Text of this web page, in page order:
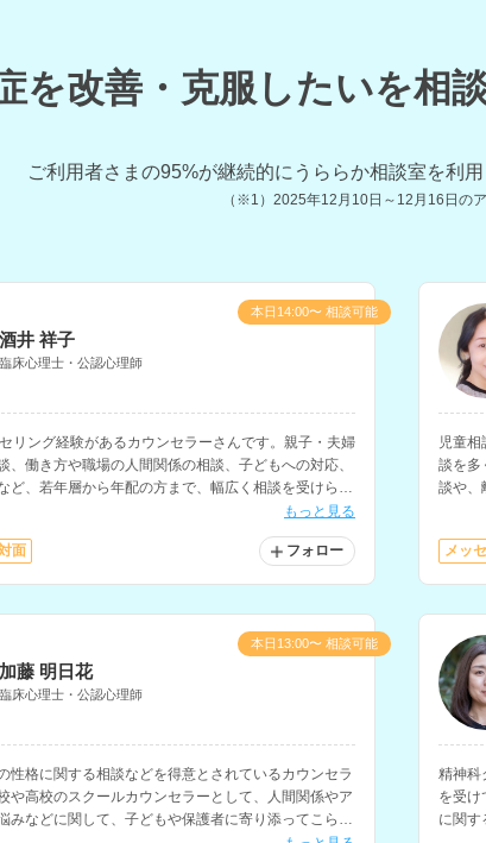
を改善・克服したいを相
ご利用者さまの95%が継続的にうららか相談室を利
（※1） 2025年12月10日～12月16日 の
酒井 祥子
臨床心理士・公認心理師
リング経験があるカウンセラーさんです。親子・夫婦
、働き方や職場の人間関係の相談、子どもへの対応、
ど、若年層から年配の方まで、幅広く相談を受けられ
関するご相談には対応しておりません。ご了承くださ
もっと見る
面 フォロー
本日14:00〜 相談可能
児童
談を多
談や、
職場
メッ
加藤 明日花
臨床心理士・公認心理師
性格に関する相談などを得意とされているカウンセラ
や高校のスクールカウンセラーとして、人間関係やア
みなどに関して、子どもや保護者に寄り添ってこられ
本日13:00〜 相談可能
精神科
を受け
に関す